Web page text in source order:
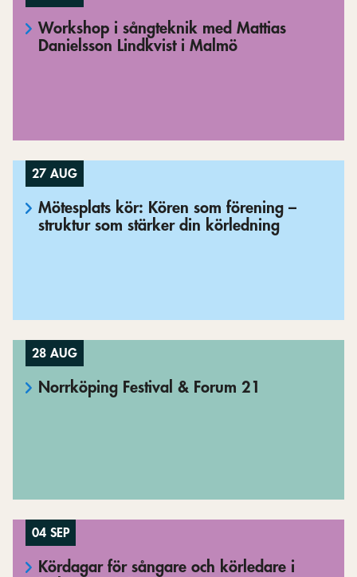
Workshop i sångteknik med Mattias
Danielsson Lindkvist i Malmö
27 AUG
Mötesplats kör: Kören som förening –
struktur som stärker din körledning
28 AUG
Norrköping Festival & Forum 21
04 SEP
Kördagar för sångare och körledare i